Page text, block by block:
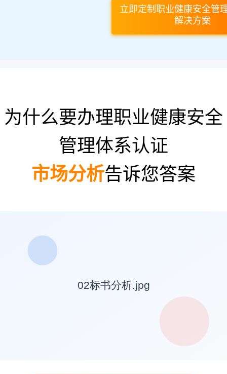
立即定制职业健康安全管
解决方案
为什么要办理职业健康安全
管理体系认证
市场分析告诉您答案